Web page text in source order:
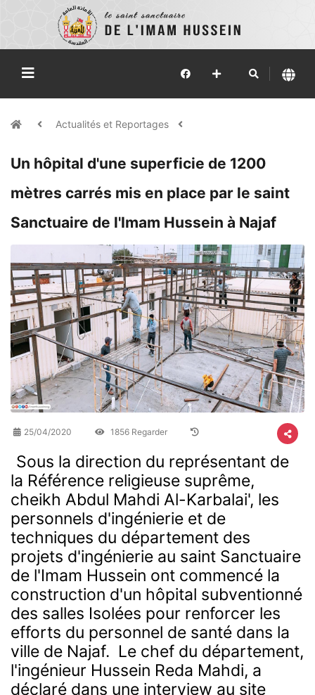
Actualités et Reportages
Un hôpital d'une superficie de 1200
mètres carrés mis en place par le saint
Sanctuaire de l'Imam Hussein à Najaf
25/04/2020 1856 Regarder
Sous la direction du représentant de
la Référence religieuse suprême,
cheikh Abdul Mahdi Al-Karbalai', les
personnels d'ingénierie et de
techniques du département des
projets d'ingénierie au saint Sanctuaire
de l'Imam Hussein ont commencé la
construction d'un hôpital subventionné
des salles Isolées pour renforcer les
efforts du personnel de santé dans la
ville de Najaf. Le chef du département,
l'ingénieur Hussein Reda Mahdi, a
déclaré dans une interview au site